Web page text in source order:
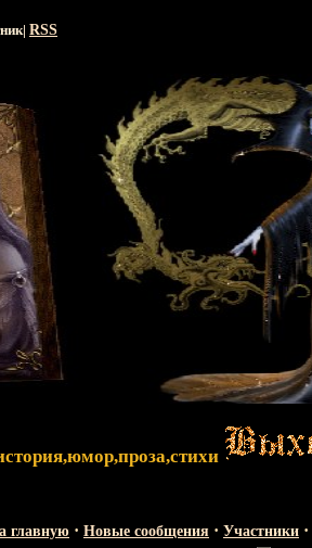
| RSS
главную · Новые сообщения · Участники ·